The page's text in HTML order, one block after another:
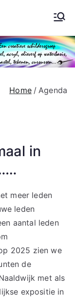
Home Agenda
in
meer leden
leden
aantal leden
2025 zien we
de
met als
expositie in